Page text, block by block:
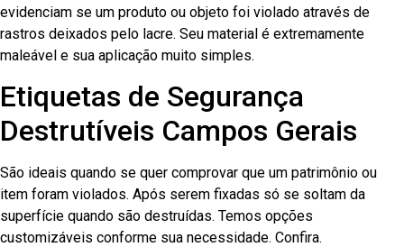
evidenciam se um produto ou objeto foi violado através de
rastros deixados pelo lacre. Seu material é extremamente
maleável e sua aplicação muito simples.
Etiquetas de Segurança
Destrutíveis Campos Gerais
São ideais quando se quer comprovar que um patrimônio ou
item foram violados. Após serem fixadas só se soltam da
superfície quando são destruídas. Temos opções
customizáveis conforme sua necessidade. Confira.